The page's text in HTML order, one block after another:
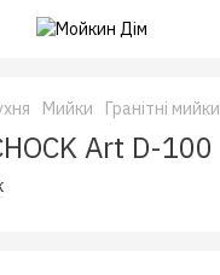
Мийки Гранітні мийки
Art D-100